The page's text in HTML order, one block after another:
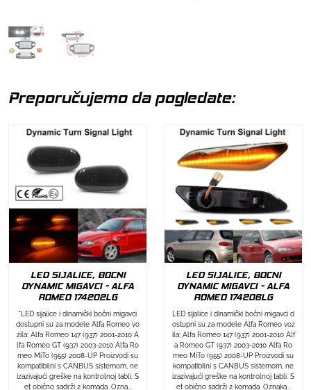
Preporučujemo da pogledate:
LED SIJALICE, BOCNI
DYNAMIC MIGAVCI - ALFA
ROMEO 174202LG
"LED sijalice i dinamički bočni migavci
dostupni su za modele Alfa Romeo vo
zila: Alfa Romeo 147 (937) 2001-2010 A
lfa Romeo GT (937) 2003-2010 Alfa Ro
meo MiTo (955) 2008-UP Proizvodi su
kompatibilni s CANBUS sistemom, ne
izazivajući greške na kontrolnoj tabli. S
et obično sadrži 2 komada. Ozna...
LED SIJALICE, BOCNI
DYNAMIC MIGAVCI - ALFA
ROMEO 174206LG
LED sijalice i dinamički bočni migavci d
ostupni su za modele Alfa Romeo voz
ila: Alfa Romeo 147 (937) 2001-2010 Alf
a Romeo GT (937) 2003-2010 Alfa Ro
meo MiTo (955) 2008-UP Proizvodi su
kompatibilni s CANBUS sistemom, ne
izazivajući greške na kontrolnoj tabli. S
et obično sadrži 2 komada. Oznaka...